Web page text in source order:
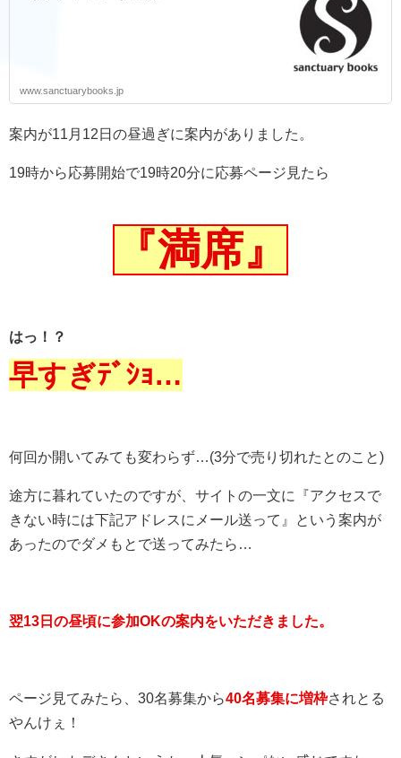
www.sanctuarybooks.jp
案内が11月12日の昼過ぎに案内がありました。
19時から応募開始で19時20分に応募ページ見たら
『満席』
はっ！？
早すぎﾃﾞｼｮ…
何回か開いてみても変わらず…(3分で売り切れたとのこと)
途方に暮れていたのですが、サイトの一文に『アクセスで
きない時には下記アドレスにメール送って』という案内が
あったのでダメもとで送ってみたら…
翌13日の昼頃に参加OKの案内をいただきました。
ページ見てみたら、30名募集から40名募集に増枠されとる
やんけぇ！